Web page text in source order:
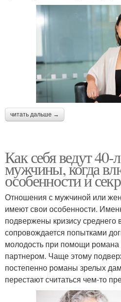
читать дальше →
Как себя ведут 40-
мужчины, когда
особенности и
Отношения с мужчиной или
имеют свои особенности.
подвержены кризису среднего
сопровождается попытками
молодость при помощи
партнером. Чаще этому
постепенно романы зрелых
перестают считаться чем-то